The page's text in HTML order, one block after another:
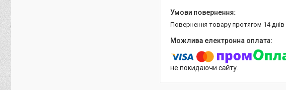
повернення товару протягом 14 днів
не покидаючи сайту.